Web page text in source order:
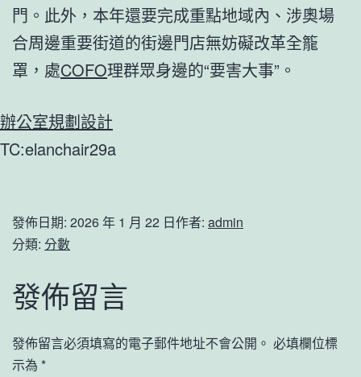
門。此外，本年還要完成重點地域內、涉奧場
合周邊重要街道的街邊門店無妨礙改革全籠
罩，處COFO理群眾身邊的“要害大事”。
辦公室規劃設計
TC:elanchair29a
發佈日期: 2026 年 1 月 22 日作者: admin
分類: 分數
發佈留言
發佈留言必須填寫的電子郵件地址不會公開。 必填欄位標
示為 *